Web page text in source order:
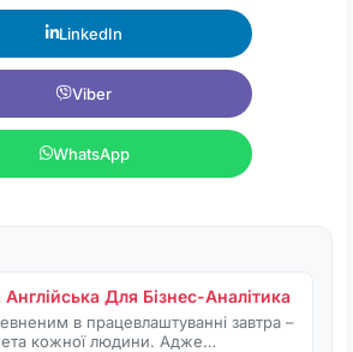
LinkedIn
Viber
WhatsApp
Англійська Для Бізнес-Аналітика
в працевлаштуванні завтра –
кожної людини. Адже…